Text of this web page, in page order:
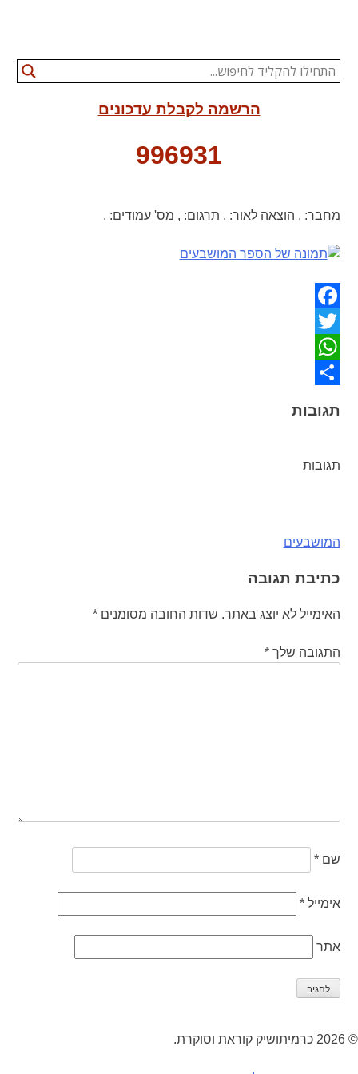
הרשמה לקבלת עדכונים
996931
מחבר: , הוצאה לאור: , תרגום: , מס' עמודים: .
Facebook
Twitter
WhatsApp
תגובות
תגובות
ניווט
המושבעים
כתיבת תגובה
האימייל לא יוצג באתר. שדות החובה מסומנים*
התגובה שלך*
שם*
אימייל*
אתר
© 2026 כרמיתושיק קוראת וסוקרת.